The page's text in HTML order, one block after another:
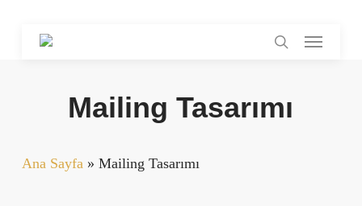
Menu
Mailing Tasarımı
Ana Sayfa» Mailing Tasarımı